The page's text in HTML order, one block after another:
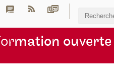
mation ouverte